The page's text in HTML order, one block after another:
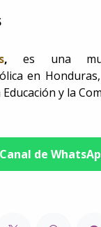
, es una
en
y la
Canal de